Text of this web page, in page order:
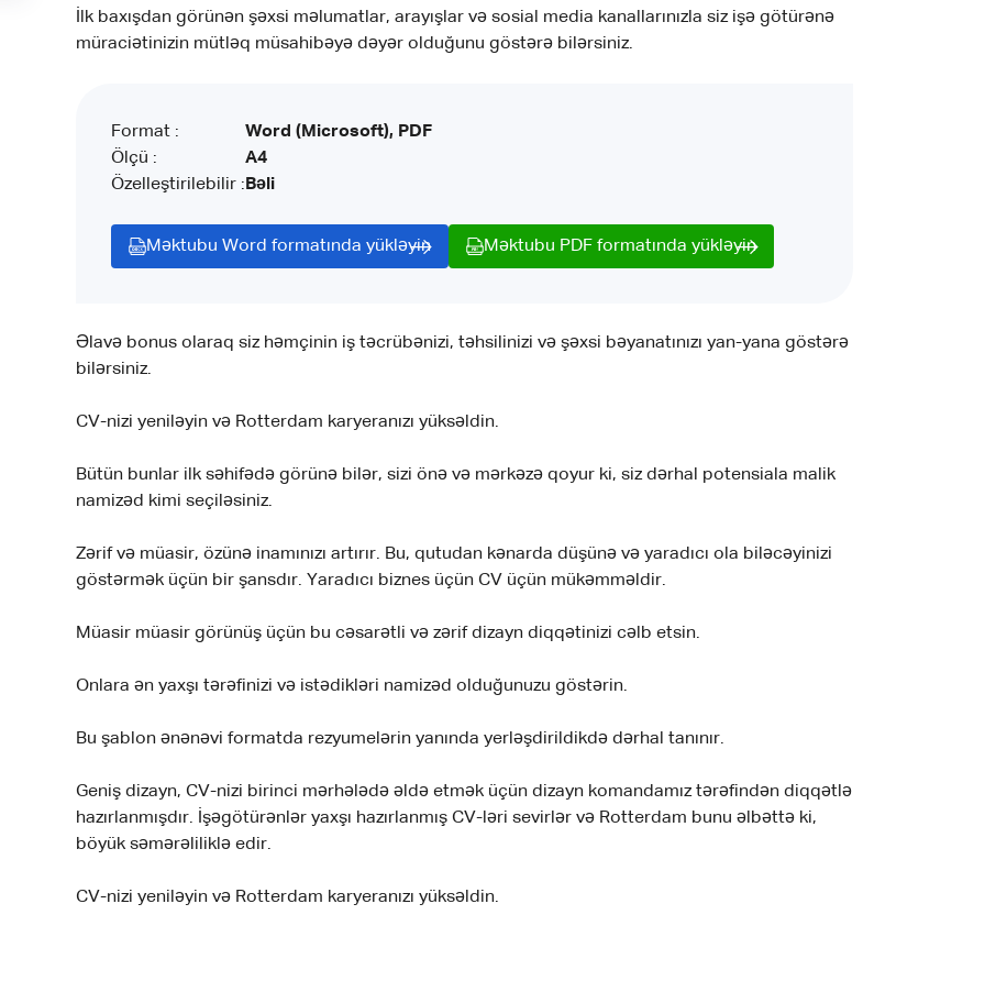
İlk baxışdan görünən şəxsi məlumatlar, arayışlar və sosial media kanallarınızla siz işə götürənə
müraciətinizin mütləq müsahibəyə dəyər olduğunu göstərə bilərsiniz.
Format :
Ölçü :
Özelleştirilebilir :
Word (Microsoft), PDF
A4
Bəli
Məktubu Word formatında yükləyin Məktubu PDF formatında yükləyin
Əlavə bonus olaraq siz həmçinin iş təcrübənizi, təhsilinizi və şəxsi bəyanatınızı yan-yana göstərə
bilərsiniz.
CV-nizi yeniləyin və Rotterdam karyeranızı yüksəldin.
Bütün bunlar ilk səhifədə görünə bilər, sizi önə və mərkəzə qoyur ki, siz dərhal potensiala malik
namizəd kimi seçiləsiniz.
Zərif və müasir, özünə inamınızı artırır. Bu, qutudan kənarda düşünə və yaradıcı ola biləcəyinizi
göstərmək üçün bir şansdır. Yaradıcı biznes üçün CV üçün mükəmməldir.
Müasir müasir görünüş üçün bu cəsarətli və zərif dizayn diqqətinizi cəlb etsin.
Onlara ən yaxşı tərəfinizi və istədikləri namizəd olduğunuzu göstərin.
Bu şablon ənənəvi formatda rezyumelərin yanında yerləşdirildikdə dərhal tanınır.
Geniş dizayn, CV-nizi birinci mərhələdə əldə etmək üçün dizayn komandamız tərəfindən diqqətlə
hazırlanmışdır. İşəgötürənlər yaxşı hazırlanmış CV-ləri sevirlər və Rotterdam bunu əlbəttə ki,
böyük səmərəliliklə edir.
CV-nizi yeniləyin və Rotterdam karyeranızı yüksəldin.